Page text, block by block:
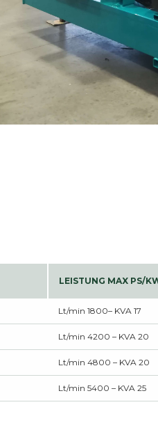
LEISTUNG MAX PS/
Lt/min 1800– KVA 17
Lt/min 4200 – KVA 20
Lt/min 4800 – KVA 20
Lt/min 5400 – KVA 25